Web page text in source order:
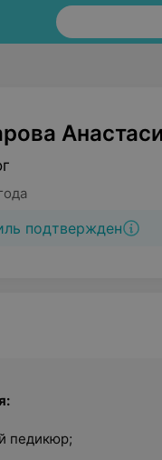
подтвержден
педикюр;